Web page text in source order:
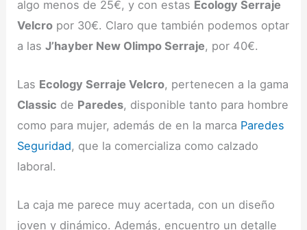
algo menos de 25€, y con estas Ecology Serraje
Velcro por 30€. Claro que también podemos optar
a lasJ’hayber New Olimpo Serraje, por 40€.
Las Ecology Serraje Velcro, pertenecen a la gama
Classic de Paredes, disponible tanto para hombre
como para mujer, además de en la marca Paredes
Seguridad, que la comercializa como calzado
laboral.
La caja me parece muy acertada, con un diseño
joven y dinámico. Además, encuentro un detalle